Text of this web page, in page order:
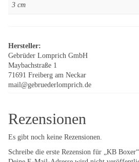
3 cm
Hersteller:
Gebrüder Lomprich GmbH
Maybachstraße 1
71691 Freiberg am Neckar
mail@gebruederlomprich.de
Rezensionen
Es gibt noch keine Rezensionen.
Schreibe die erste Rezension für „KB Boxer“